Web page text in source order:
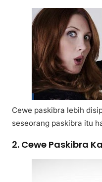
Cewe paskibra lebih
seseorang paskibra itu
2. Cewe Paskibra